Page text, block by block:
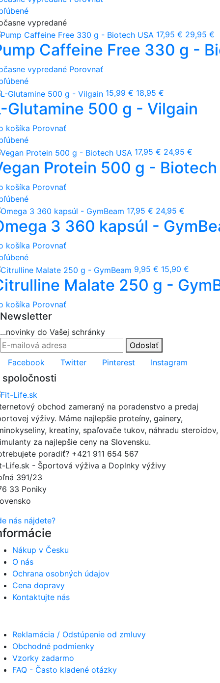
vypredané
17,95 € 29,95 €
Caffeine Free 330 g -
vypredané Porovnať
15,99 € 18,95 €
Glutamine 500 g - Vilgain
košíka Porovnať
17,95 € 24,95 €
Protein 500 g - Biotech
košíka Porovnať
17,95 € 24,95 €
3 360 kapsúl -
košíka Porovnať
9,95 € 15,90 €
Malate 250 g -
košíka Porovnať
Newsletter
...novinky do Vašej schránky
Odoslať
Facebook
Twitter Pinterest Instagram
spoločnosti
obchod zameraný na poradenstvo a predaj
výživy. Máme najlepšie proteíny, gainery,
kreatíny, spaľovače tukov, náhradu steroidov,
za najlepšie ceny na Slovensku.
poradiť? +421 911 654 567
Life.sk - Športová výživa a Doplnky výživy
391/23
33 Poniky
nás nájdete?
Nákup v Česku
O nás
Ochrana osobných údajov
Cena dopravy
Kontaktujte nás
Reklamácia / Odstúpenie od zmluvy
Obchodné podmienky
Vzorky zadarmo
FAQ - Často kladené otázky